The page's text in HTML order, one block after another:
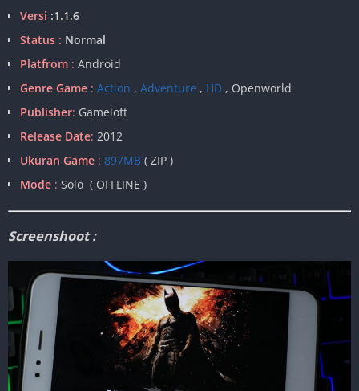
Versi :1.1.6
Status : Normal
Platfrom : Android
Genre Game : Action , Adventure , HD , Openworld
Publisher: Gameloft
Release Date: 2012
Ukuran Game : 897MB ( ZIP )
Mode : Solo ( OFFLINE )
Screenshoot :